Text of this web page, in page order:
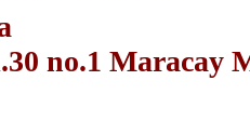
no.1 Maracay